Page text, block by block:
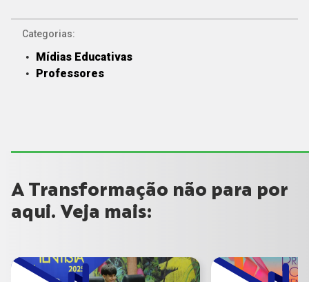
Categorias:
Mídias Educativas
Professores
A Transformação não para por
aqui. Veja mais: